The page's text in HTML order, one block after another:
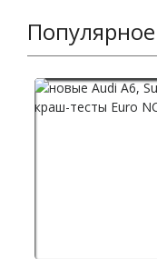
Популярное